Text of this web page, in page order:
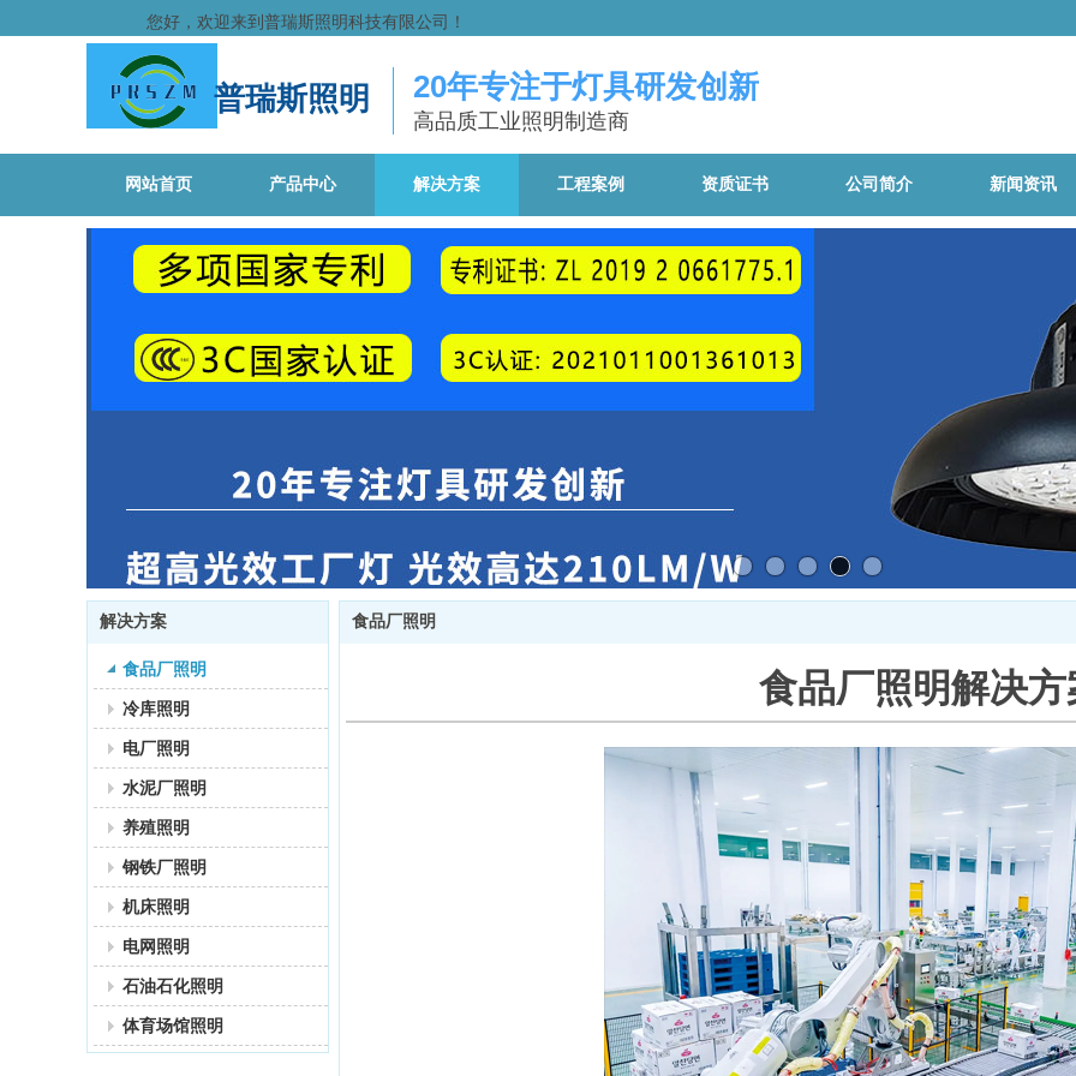
普瑞斯照明 20年专注于灯具研发创新
高品质工业照明制造商
您好，欢迎来到普瑞斯照明科技有限公司！
网站首页 产品中心 解决方案 工程案例 资质证书 公司简介 新闻资讯
解决方案
食品厂照明
冷库照明
电厂照明
水泥厂照明
养殖照明
钢铁厂照明
机床照明
电网照明
石油石化照明
体育场馆照明
食品厂照明
食品厂照明解决方